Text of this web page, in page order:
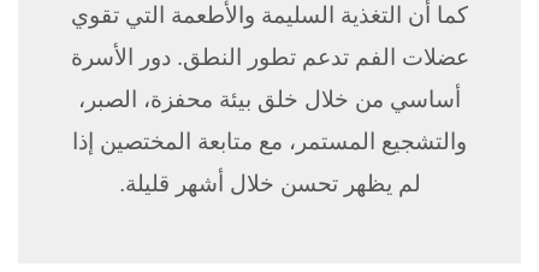
كما أن التغذية السليمة والأطعمة التي تقوي
عضلات الفم تدعم تطور النطق. دور الأسرة
أساسي من خلال خلق بيئة محفزة، الصبر،
والتشجيع المستمر، مع متابعة المختصين إذا
لم يظهر تحسن خلال أشهر قليلة.